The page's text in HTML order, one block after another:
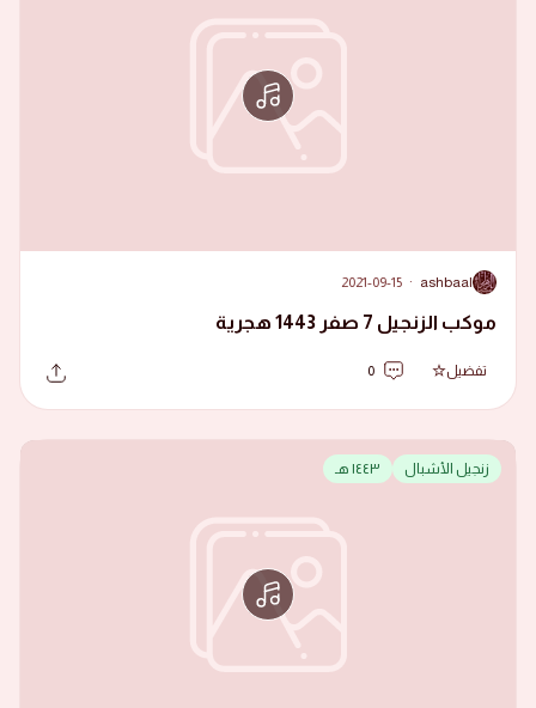
A
ashbaal
·
2021-09-15
موكب الزنجيل 7 صفر 1443 هجرية
تفضيل 0
زنجيل الأشبال ١٤٤٣ هـ